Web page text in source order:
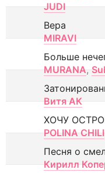
JUDI
Вера
MIRAVI
Больше
MURANA,
Витя АК
ХОЧУ
POLINA CHILI
Песня о
Кирилл